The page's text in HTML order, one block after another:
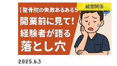
経営関係
2025.6.3